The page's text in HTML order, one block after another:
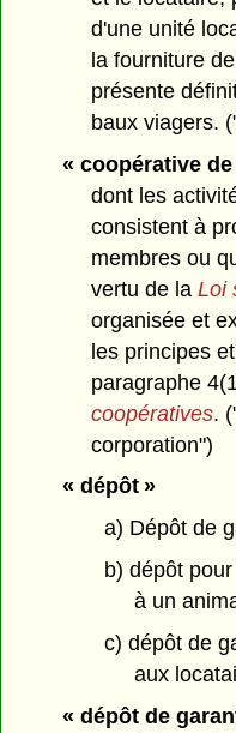
d'une unité
la fourniture
présente
baux viagers.
« coopérative
dont les
consistent à
membres ou
vertu de laLoi
organisée et
les principes
paragraphe
coopératives.
corporation")
« dépôt »
a) Dépôt de
b) dépôt
à un
c) dépôt de
aux
« dépôt de